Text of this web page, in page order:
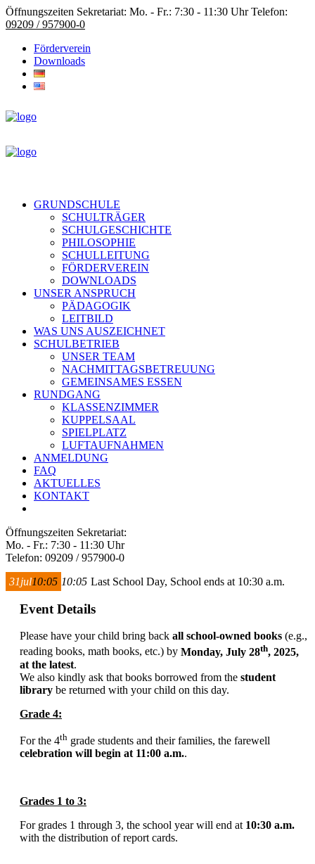
Öffnungszeiten Sekretariat: Mo. - Fr.: 7:30 - 11:30 Uhr Telefon:
09209 / 957900-0
Förderverein
Downloads
GRUNDSCHULE
SCHULTRÄGER
SCHULGESCHICHTE
PHILOSOPHIE
SCHULLEITUNG
FÖRDERVEREIN
DOWNLOADS
UNSER ANSPRUCH
PÄDAGOGIK
LEITBILD
WAS UNS AUSZEICHNET
SCHULBETRIEB
UNSER TEAM
NACHMITTAGSBETREUUNG
GEMEINSAMES ESSEN
RUNDGANG
KLASSENZIMMER
KUPPELSAAL
SPIELPLATZ
LUFTAUFNAHMEN
ANMELDUNG
FAQ
AKTUELLES
KONTAKT
Öffnungszeiten Sekretariat:
Mo. - Fr.: 7:30 - 11:30 Uhr
Telefon: 09209 / 957900-0
31jul10:05 10:05 Last School Day, School ends at 10:30 a.m.
Event Details
Please have your child bring back all school-owned books (e.g.,
reading books, math books, etc.) by Monday, July 28th, 2025,
at the latest.
We also kindly ask that books borrowed from the student
library be returned with your child on this day.
Grade 4:
For the 4th grade students and their families, the farewell
celebration will begin at 11:00 a.m..
Grades 1 to 3:
For grades 1 through 3, the school year will end at 10:30 a.m.
with the distribution of report cards.